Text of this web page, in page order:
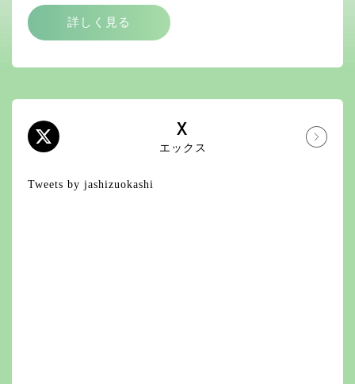
詳しく見る
X
エックス
Tweets by jashizuokashi